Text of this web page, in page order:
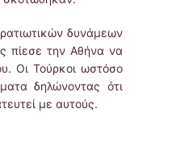
δυνάμεων
πίεσε την Αθήνα να
Οι Τούρκοι ωστόσο
δηλώνοντας ότι
με αυτούς.